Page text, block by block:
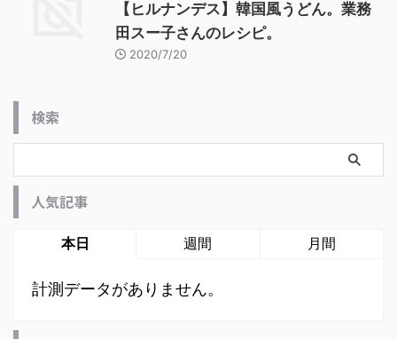
【ヒルナンデス】韓国風うどん。業務
田スー子さんのレシピ。
2020/7/20
検索
人気記事
本日 週間 月間
計測データがありません。